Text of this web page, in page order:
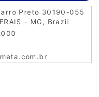
Preto 30190-055
- MG, Brazil